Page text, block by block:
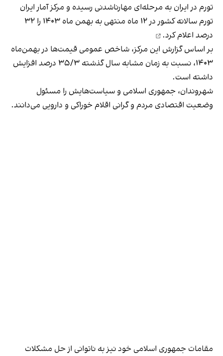
تورم در ایران به مرحله‌ای مهارناشدنی رسیده و مرکز آمار ایران
تورم سالانه کشور در ۱۲ ماه منتهی به بهمن ماه ۱۴۰۳ را ۳۲
درصد اعلام کرد.
بر اساس گزارش این مرکز، شاخص عمومی قیمت‌ها در بهمن‌ماه
۱۴۰۳، نسبت به زمان مشابه سال گذشته ۳۵/۳ درصد افزایش
داشته است.
شهروندان، جمهوری اسلامی و سیاست‌هایش را مسئول
وضعیت اقتصادی مردم و گرانی اقلام خوراکی و دارویی می‌دانند.
مقامات جمهوری اسلامی خود نیز به ناتوانی از حل مشکلات